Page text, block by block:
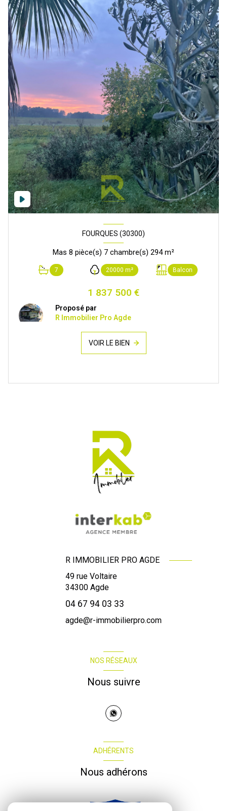
FOURQUES (30300)
Mas 8 pièce(s) 7 chambre(s) 294 m²
7 20000 m² Balcon
1 837 500 €
Proposé par
R Immobilier Pro Agde
VOIR LE BIEN
R IMMOBILIER PRO AGDE
49 rue Voltaire
34300 Agde
04 67 94 03 33
agde@r-immobilierpro.com
NOS RÉSEAUX
Nous suivre
ADHÉRENTS
Nous adhérons